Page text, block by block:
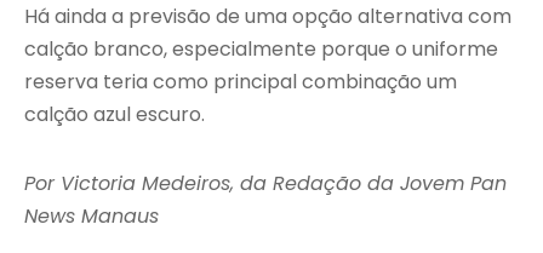
Há ainda a previsão de uma opção alternativa com
calção branco, especialmente porque o uniforme
reserva teria como principal combinação um
calção azul escuro.
Por Victoria Medeiros, da Redação da Jovem Pan
News Manaus